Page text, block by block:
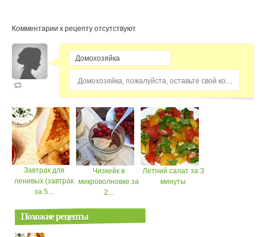
Комментарии к рецепту отсутствуют
Домохозяйка, пожалуйста, оставьте свой комментарий...
Завтрак для
ленивых (завтрак
за 5...
Чизкейк в
микроволновке за
2...
Летний салат за 3
минуты
Похожие рецепты